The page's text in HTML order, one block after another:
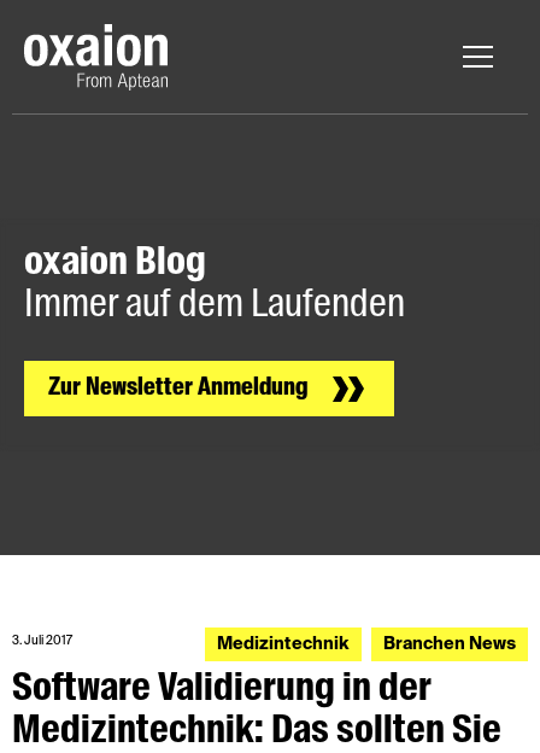
oxaion Blog
Immer auf dem Laufenden
Zur Newsletter Anmeldung
3. Juli 2017 Medizintechnik Branchen News
Software Validierung in der
Medizintechnik: Das sollten Sie